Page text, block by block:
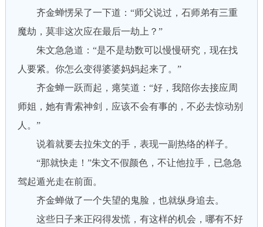
齐金蝉愣呆了一下道：“师父说过，石师弟有三重
魔劫，莫非这次应在最后一劫上？”
朱文急急道：“是不是劫数可以慢慢研究，现在找
人要紧。你怎么变得婆婆妈妈起来了。”
齐金蝉一跃而起，瘪笑道：“好，我陪你去接应周
师姐，她有青索神剑，应该不会有事的，不必去惊动别
人。”
说着就要去拉朱文的手，表现一副热络的样子。
“那就快走！”朱文不假颜色，不让他拉手，已急急
驾起遁光走在前面。
齐金蝉做了一个失望的鬼脸，也就纵身追去。
这些日子来正闷得发慌，有这样的机会，哪有不好